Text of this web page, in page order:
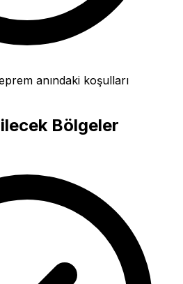
anındaki koşulları
Bölgeler